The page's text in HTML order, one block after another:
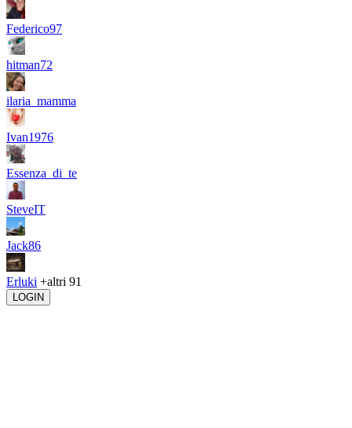
Federico97
hitman72
ilaria_mamma
Ivan1976
Essenza_di_te
SteveIT
Jack86
Erluki +altri 91
LOGIN